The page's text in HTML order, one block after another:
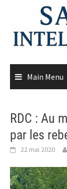
content
Main Menu
RDC : Au
par les
22 mai 2020